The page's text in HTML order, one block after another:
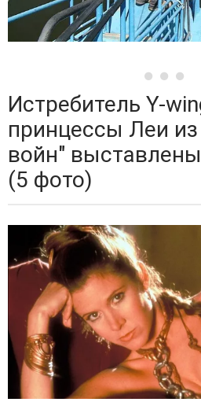
Истребитель Y-
принцессы Леи
войн"
(5 фото)